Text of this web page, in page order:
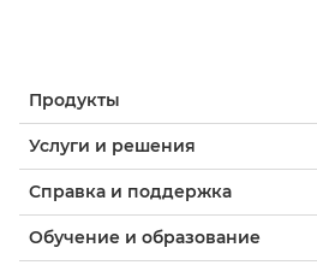
Продукты
Услуги и решения
Справка и поддержка
Обучение и образование